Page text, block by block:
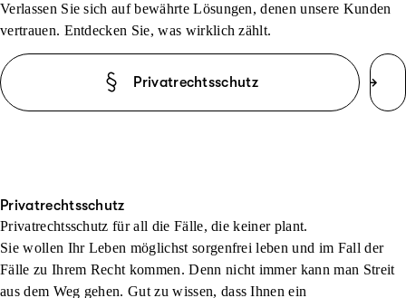
Verlassen Sie sich auf bewährte Lösungen, denen unsere Kunden
vertrauen. Entdecken Sie, was wirklich zählt.
Privatrechtsschutz
Privatrechtsschutz
Privatrechtsschutz für all die Fälle, die keiner plant.
Sie wollen Ihr Leben möglichst sorgenfrei leben und im Fall der
Fälle zu Ihrem Recht kommen. Denn nicht immer kann man Streit
aus dem Weg gehen. Gut zu wissen, dass Ihnen ein